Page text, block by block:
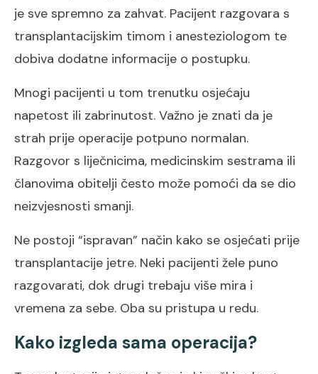
je sve spremno za zahvat. Pacijent razgovara s
transplantacijskim timom i anesteziologom te
dobiva dodatne informacije o postupku.
Mnogi pacijenti u tom trenutku osjećaju
napetost ili zabrinutost. Važno je znati da je
strah prije operacije potpuno normalan.
Razgovor s liječnicima, medicinskim sestrama ili
članovima obitelji često može pomoći da se dio
neizvjesnosti smanji.
Ne postoji “ispravan” način kako se osjećati prije
transplantacije jetre. Neki pacijenti žele puno
razgovarati, dok drugi trebaju više mira i
vremena za sebe. Oba su pristupa u redu.
Kako izgleda sama operacija?